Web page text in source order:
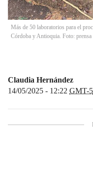
Más de 50 laboratorios para el
Córdoba y Antioquia. Foto:
Claudia Hernández
14/05/2025 - 12:22 GMT-5